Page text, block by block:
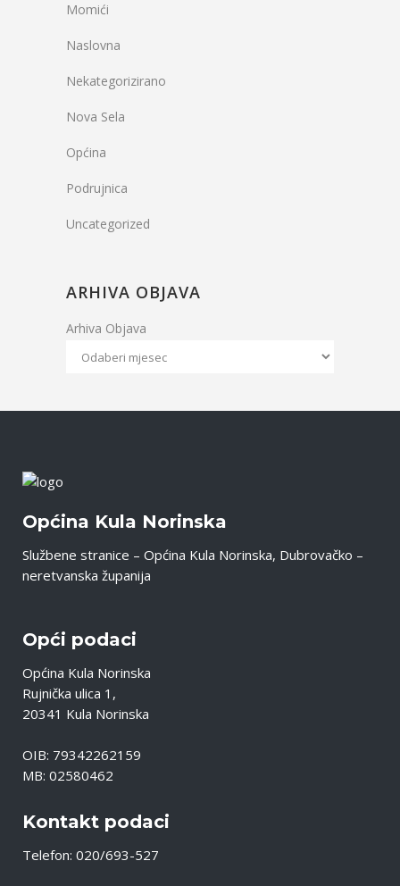
Momići
Naslovna
Nekategorizirano
Nova Sela
Općina
Podrujnica
Uncategorized
ARHIVA OBJAVA
Arhiva Objava
Općina Kula Norinska
Službene stranice – Općina Kula Norinska, Dubrovačko –
neretvanska županija
Opći podaci
Općina Kula Norinska
Rujnička ulica 1,
20341 Kula Norinska
OIB: 79342262159
MB: 02580462
Kontakt podaci
Telefon: 020/693-527